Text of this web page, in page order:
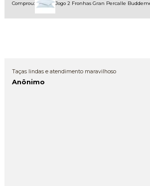
Comprou: Jogo 2 Fronhas Gran Percalle
Taças lindas e atendimento maravilhoso
Anônimo